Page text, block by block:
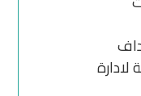
لادارة